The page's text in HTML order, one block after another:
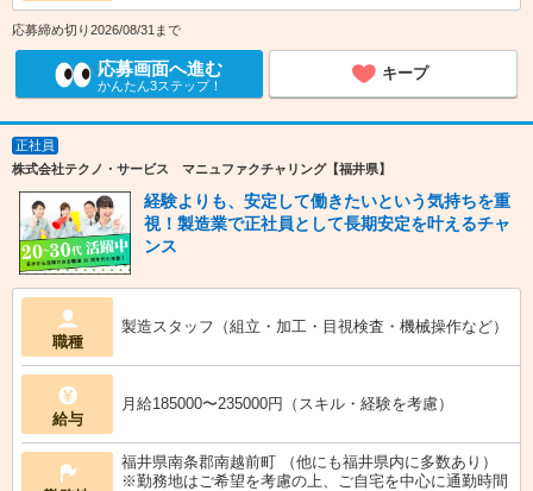
応募締め切り2026/08/31まで
応募画面へ進む
かんたん3ステップ！
キープ
正社員
株式会社テクノ・サービス マニュファクチャリング【福井県】
経験よりも、安定して働きたいという気持ちを重
視！製造業で正社員として長期安定を叶えるチャ
ンス
職種
製造スタッフ（組立・加工・目視検査・機械操作など）
給与
月給185000〜235000円（スキル・経験を考慮）
福井県南条郡南越前町 （他にも福井県内に多数あり）
※勤務地はご希望を考慮の上、ご自宅を中心に通勤時間